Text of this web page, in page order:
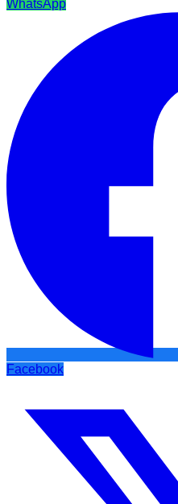
WhatsApp
Facebook